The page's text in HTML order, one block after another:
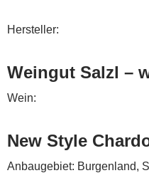
Hersteller:
Weingut Salzl –
Wein:
New Style
Anbaugebiet: Burgenland,